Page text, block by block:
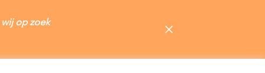
op zoek